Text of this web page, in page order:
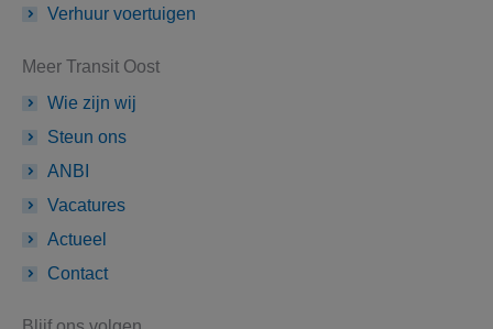
Verhuur voertuigen
Meer Transit Oost
Wie zijn wij
Steun ons
ANBI
Vacatures
Actueel
Contact